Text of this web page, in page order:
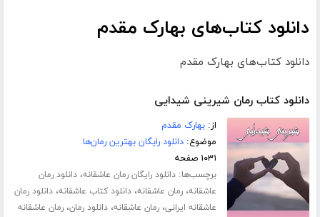
دانلود کتاب‌های بهارک مقدم
دانلود کتاب‌های بهارک مقدم
دانلود کتاب رمان شیرینی شیدایی
از:بهارک مقدم
موضوع:دانلود رایگان بهترین رمان‌ها
۱۰۳۱ صفحه
برچسب‌ها:دانلود رایگان رمان عاشقانه،دانلود رمان
عاشقانه،رمان عاشقانه،دانلود کتاب عاشقانه،دانلود رمان
عاشقانه ایرانی،رمان عاشقانه،دانلود رمان،رمان عاشقانه